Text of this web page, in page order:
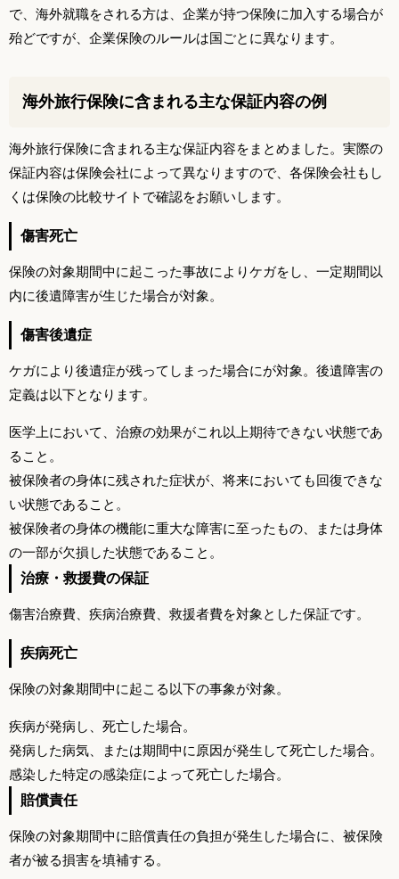
で、海外就職をされる方は、企業が持つ保険に加入する場合が
殆どですが、企業保険のルールは国ごとに異なります。
海外旅行保険に含まれる主な保証内容の例
海外旅行保険に含まれる主な保証内容をまとめました。実際の
保証内容は保険会社によって異なりますので、各保険会社もし
くは保険の比較サイトで確認をお願いします。
傷害死亡
保険の対象期間中に起こった事故によりケガをし、一定期間以
内に後遺障害が生じた場合が対象。
傷害後遺症
ケガにより後遺症が残ってしまった場合にが対象。後遺障害の
定義は以下となります。
医学上において、治療の効果がこれ以上期待できない状態であ
ること。
被保険者の身体に残された症状が、将来においても回復できな
い状態であること。
被保険者の身体の機能に重大な障害に至ったもの、または身体
の一部が欠損した状態であること。
治療・救援費の保証
傷害治療費、疾病治療費、救援者費を対象とした保証です。
疾病死亡
保険の対象期間中に起こる以下の事象が対象。
疾病が発病し、死亡した場合。
発病した病気、または期間中に原因が発生して死亡した場合。
感染した特定の感染症によって死亡した場合。
賠償責任
保険の対象期間中に賠償責任の負担が発生した場合に、被保険
者が被る損害を填補する。